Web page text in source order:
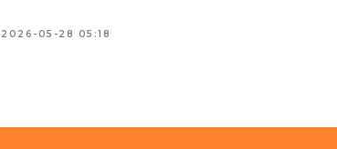
2026-05-28 05:18